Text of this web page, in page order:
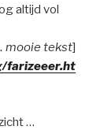
altijd vol
mooie tekst]
farizeeer.ht
…